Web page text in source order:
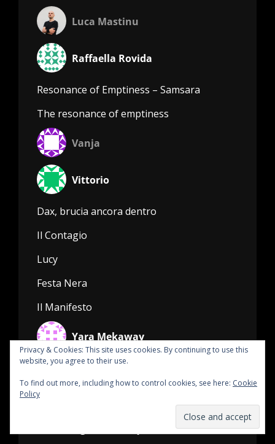
Luca Mastinu
Raffaella Rovida
Resonance of Emptiness – Samsara
The resonance of emptiness
Vanja
Vittorio
Dax, brucia ancora dentro
Il Contagio
Lucy
Festa Nera
Il Manifesto
Yara Mekaway
Radio SUBMARINE
Privacy & Cookies: This site uses cookies. By continuing to use this
website, you agree to their use.
To find out more, including how to control cookies, see here: Cookie
Policy